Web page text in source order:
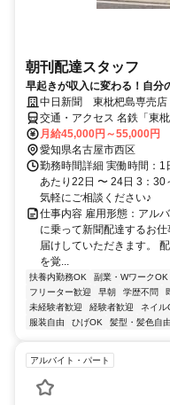
朝刊配達スタッフ
早起きが収入に変わる！自分
中日新聞 東枇杷島専売店
交通・アクセス 名鉄「東
月給45,000円～55,000円
愛知県名古屋市西区
勤務時間詳細 実働時間：1
あたり22日 〜 24日 3：
気軽にご相談ください♪
仕事内容 雇用形態：アル
に乗って新聞配達するお
届けしていただきます。
を覚...
扶養内勤務OK 副業・WワークOK
フリーター歓迎
早朝 学歴不問
未経験者歓迎
経験者歓迎 ネイル
服装自由
ひげOK 髪型・髪色自由
アルバイト・パート